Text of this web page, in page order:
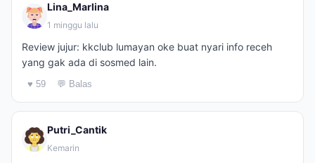
Lina_Marlina
1 minggu lalu
Review jujur: kkclub lumayan oke buat nyari info receh
yang gak ada di sosmed lain.
♥ 59 💬 Balas
Putri_Cantik
Kemarin